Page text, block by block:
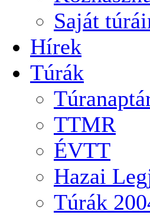
Saját
Hírek
Túrák
TTMR
ÉVTT
Hazai
Túrák